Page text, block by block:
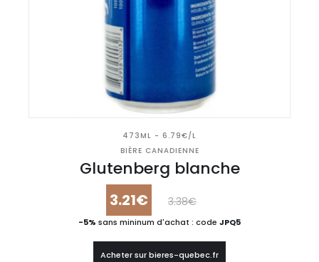
473ML - 6.79€/L
BIÈRE CANADIENNE
Glutenberg blanche
3.21€ 3.38€
-5% sans mininum d'achat : code JPQ5
Acheter sur bieres-quebec.fr